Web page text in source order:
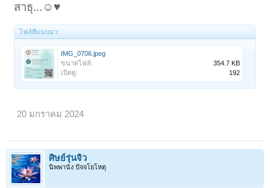
สาธุ...☺️♥️
ไฟล์ที่แนบมา:
IMG_0706.jpeg
ขนาดไฟล์:
354.7 KB
เปิดดู:
192
20 มกราคม 2024
ศิษย์รุ่นจิ๋ว
นิพพานัง ปัจจโยโหตุ